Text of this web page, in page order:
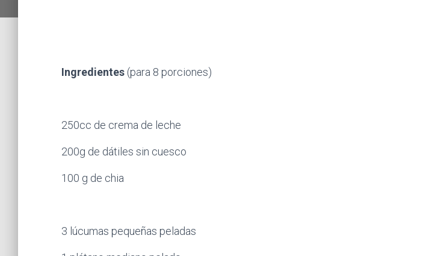
Ingredientes (para 8 porciones)
250cc de crema de leche
200g de dátiles sin cuesco
100 g de chia
3 lúcumas pequeñas peladas